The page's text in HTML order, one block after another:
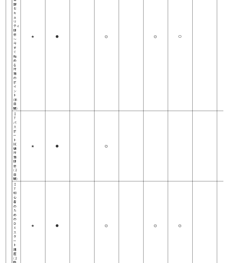
報
セ
キ
ュ
リ
ティ
研
修
～
今
す
ぐ
始
め
る
対
策
の
ポ
イ
ン
ト
(半
日
間)
★ ● ◎ ◎ ○
Ｉ
Ｔ
パ
ス
ポ
ー
ト
試
験
対
策
研
修
(２
日
間)
★ ● ◎
Ｉ
Ｔ
初
心
者
の
た
め
の
Ｄ
Ｘ
ス
タ
ー
ト
講
座
(２
時
★ ● ◎ ◎ ◎